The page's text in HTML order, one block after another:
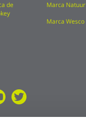
de
Marca Natuur
Marca Wesco